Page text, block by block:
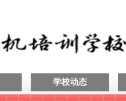
学校动态